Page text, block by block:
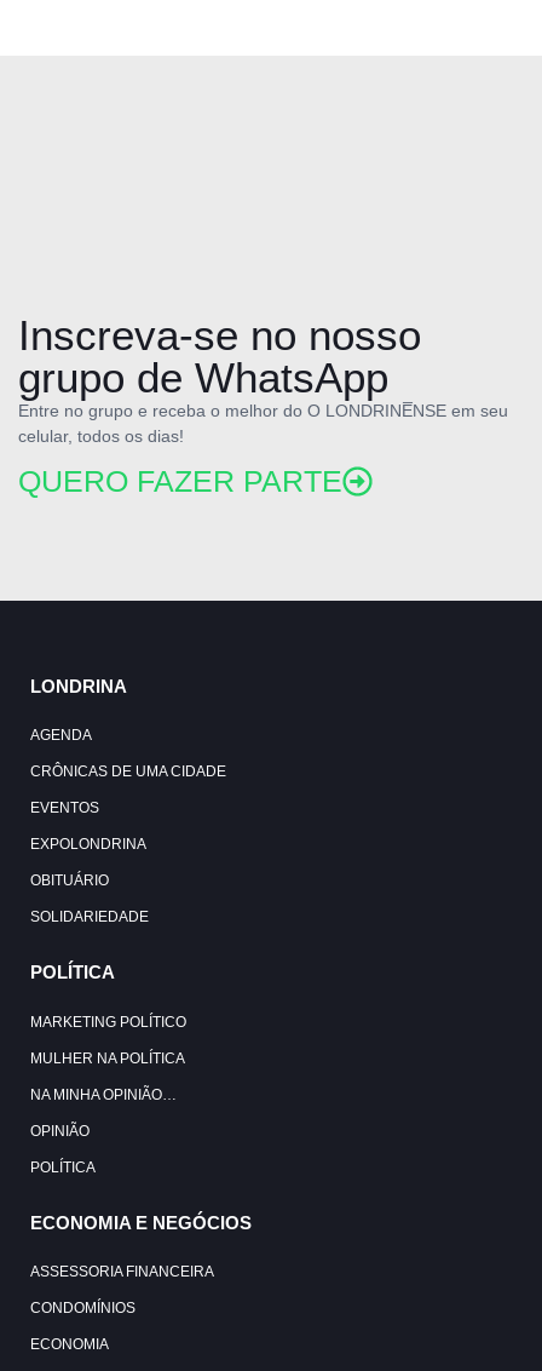
Inscreva-se no nosso
grupo de WhatsApp
Entre no grupo e receba o melhor do O LONDRINE̅NSE em seu
celular, todos os dias!
QUERO FAZER PARTE
LONDRINA
AGENDA
CRÔNICAS DE UMA CIDADE
EVENTOS
EXPOLONDRINA
OBITUÁRIO
SOLIDARIEDADE
POLÍTICA
MARKETING POLÍTICO
MULHER NA POLÍTICA
NA MINHA OPINIÃO…
OPINIÃO
POLÍTICA
ECONOMIA E NEGÓCIOS
ASSESSORIA FINANCEIRA
CONDOMÍNIOS
ECONOMIA